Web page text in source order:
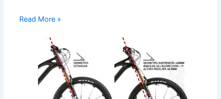
Read More »